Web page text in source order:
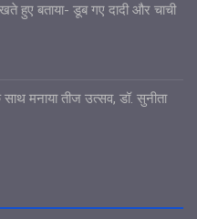
हुए बताया- डूब गए दादी और चाची
साथ मनाया तीज उत्सव, डॉ. सुनीता